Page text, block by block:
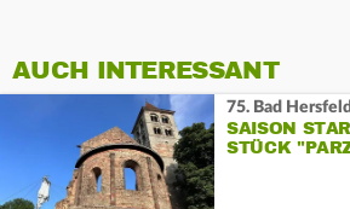
AUCH INTERESSANT
75. Bad
SAISON
STÜCK